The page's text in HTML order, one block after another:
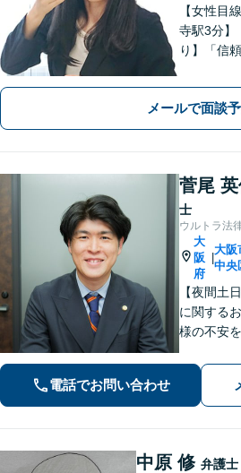
【女性目
寺駅3分】
り】「信
問題】安
づくりを
理】経済
ご提案し
メールで面談
菅尾
士
ウルトラ法
大
阪
府
|
大阪
中央
【夜間土
に関する
様の不安
電話でお問い合わせ
中原 修 弁護士